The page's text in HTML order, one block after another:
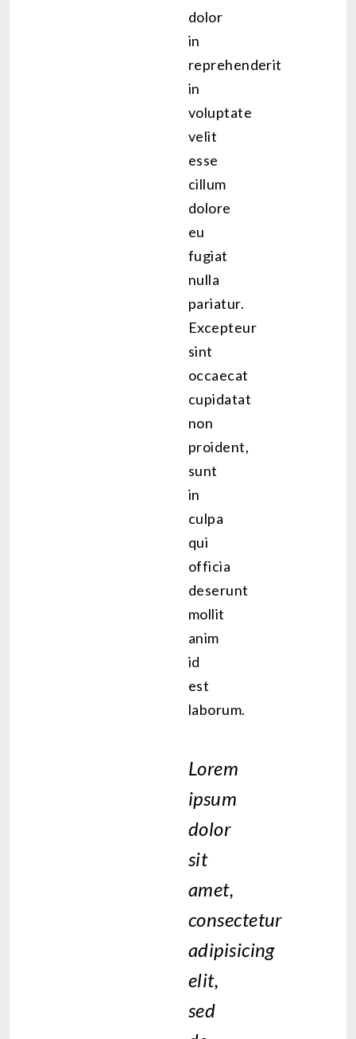
dolor
in
reprehenderit
in
voluptate
velit
esse
cillum
dolore
eu
fugiat
nulla
pariatur.
Excepteur
sint
occaecat
cupidatat
non
proident,
sunt
in
culpa
qui
officia
deserunt
mollit
anim
id
est
laborum.
Lorem
ipsum
dolor
sit
amet,
consectetur
adipisicing
elit,
sed